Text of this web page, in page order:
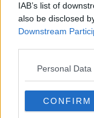
IAB’s list of
also be disclosed
Downstream
Personal
CONFIRM
Se vuoi leggere le
Newsletter
alle 20:00
Basta cliccareQUI